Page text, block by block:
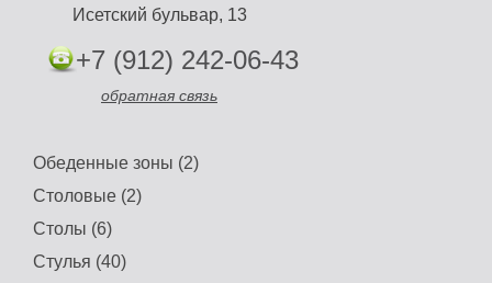
Исетский бульвар, 13
+7 (912) 242-06-43
обратная связь
Обеденные зоны (2)
Столовые (2)
Столы (6)
Стулья (40)